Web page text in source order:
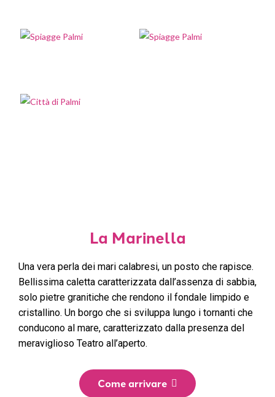
La Marinella
Una vera perla dei mari calabresi, un posto che rapisce.
Bellissima caletta caratterizzata dall’assenza di sabbia,
solo pietre granitiche che rendono il fondale limpido e
cristallino. Un borgo che si sviluppa lungo i tornanti che
conducono al mare, caratterizzato dalla presenza del
meraviglioso Teatro all’aperto.
Come arrivare